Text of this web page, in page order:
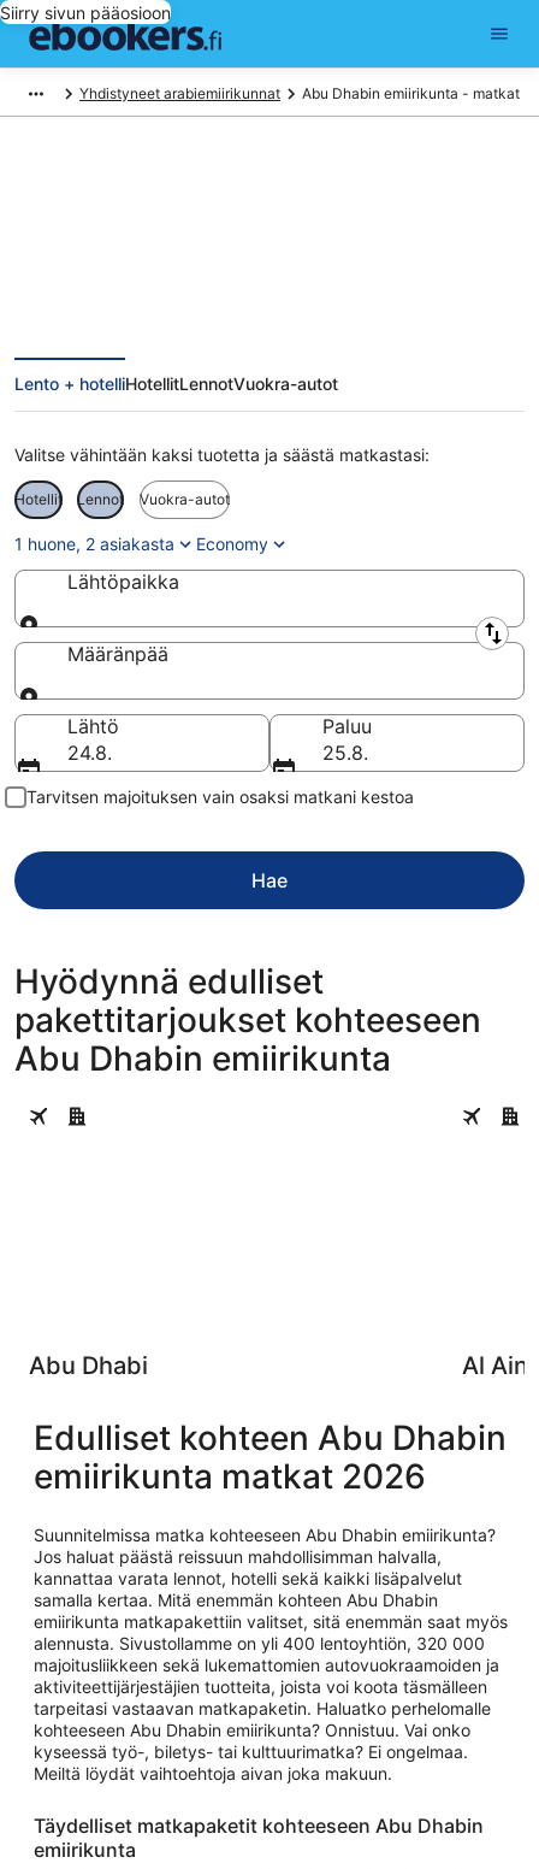
Siirry sivun pääosioon
Yhdistyneet arabiemiirikunnat Abu Dhabin emiirikunta - matkat
Lento + hotelliHotellitLennotVuokra-autot
Valitse vähintään kaksi tuotetta ja säästä matkastasi:
Hotellit Lennot Vuokra-autot
1 huone, 2 asiakasta Economy
Lähtöpaikka
Lähtöpaikka
Määränpää
Määränpää
Lähtö
24.8.
Paluu
25.8.
Tarvitsen majoituksen vain osaksi matkani kestoa
Hae
Hyödynnä edulliset
pakettitarjoukset kohteeseen
Abu Dhabin emiirikunta
Abu Dhabi
Abu Dhabi
Al Ain
Al Ain
Edulliset kohteen Abu Dhabin
emiirikunta matkat 2026
Suunnitelmissa matka kohteeseen Abu Dhabin emiirikunta?
Jos haluat päästä reissuun mahdollisimman halvalla,
kannattaa varata lennot, hotelli sekä kaikki lisäpalvelut
samalla kertaa. Mitä enemmän kohteen Abu Dhabin
emiirikunta matkapakettiin valitset, sitä enemmän saat myös
alennusta. Sivustollamme on yli 400 lentoyhtiön, 320 000
majoitusliikkeen sekä lukemattomien autovuokraamoiden ja
aktiviteettijärjestäjien tuotteita, joista voi koota täsmälleen
tarpeitasi vastaavan matkapaketin. Haluatko perhelomalle
kohteeseen Abu Dhabin emiirikunta? Onnistuu. Vai onko
kyseessä työ-, biletys- tai kulttuurimatka? Ei ongelmaa.
Meiltä löydät vaihtoehtoja aivan joka makuun.
Täydelliset matkapaketit kohteeseen Abu Dhabin
emiirikunta